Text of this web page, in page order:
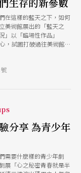
在這樣的藍天之下，如何
美術館展出的「藍天之
」以「臨場性作品」
，試圖打破過往美術館以
團隊的作品，除了與當前
演者、參與者和觀眾的即
分享 為青少年
需要什麼樣的青少年劇
展「心之秘密青春就是半